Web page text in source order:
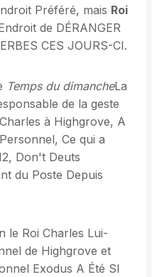
Préféré, mais Roi
de DÉRANGER
CES JOURS-CI.
Temps du dimancheLa
de la geste
à Highgrove, A
Ce qui a
Don't Deuts
du Poste Depuis
le Roi Charles Lui-
de Highgrove et
Exodus A Été SI